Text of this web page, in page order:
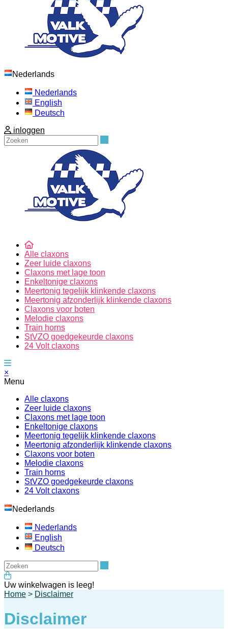
Nederlands
Nederlands
English
Deutsch
inloggen
Alle claxons
Zeer luide claxons
Claxons met lage toon
Enkeltonige claxons
Meertonig tegelijk klinkende claxons
Meertonig afzonderlijk klinkende claxons
Claxons voor boten
Melodie claxons
Train horns
StVZO goedgekeurde claxons
24 Volt claxons
×
Menu
Alle claxons
Zeer luide claxons
Claxons met lage toon
Enkeltonige claxons
Meertonig tegelijk klinkende claxons
Meertonig afzonderlijk klinkende claxons
Claxons voor boten
Melodie claxons
Train horns
StVZO goedgekeurde claxons
24 Volt claxons
Nederlands
Nederlands
English
Deutsch
Uw winkelwagen is leeg!
Home > Disclaimer
Disclaimer